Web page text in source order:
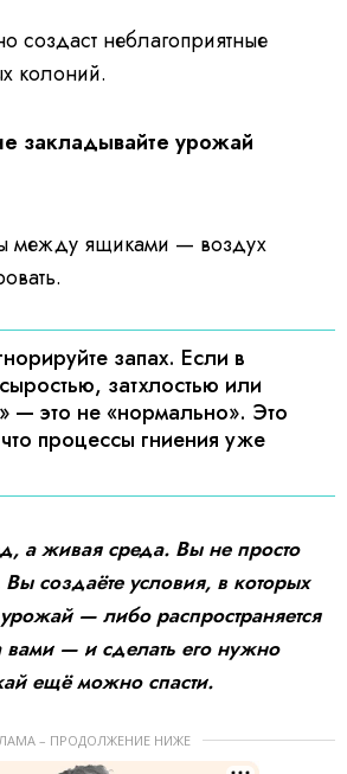
создаст неблагоприятные
колоний.
закладывайте урожай
между ящиками — воздух
запах. Если в
затхлостью или
— это не «нормально». Это
процессы гниения уже
а живая среда. Вы не просто
создаёте условия, в которых
— либо распространяется
— и сделать его нужно
ещё можно спасти.
– ПРОДОЛЖЕНИЕ НИЖЕ